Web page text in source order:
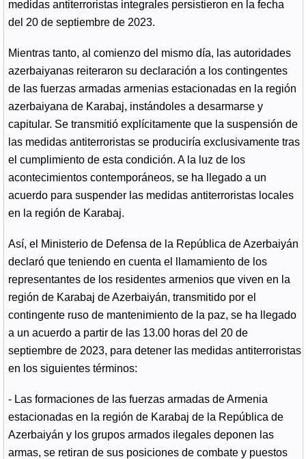
medidas antiterroristas integrales persistieron en la fecha
del 20 de septiembre de 2023.
Mientras tanto, al comienzo del mismo día, las autoridades
azerbaiyanas reiteraron su declaración a los contingentes
de las fuerzas armadas armenias estacionadas en la región
azerbaiyana de Karabaj, instándoles a desarmarse y
capitular. Se transmitió explícitamente que la suspensión de
las medidas antiterroristas se produciría exclusivamente tras
el cumplimiento de esta condición. A la luz de los
acontecimientos contemporáneos, se ha llegado a un
acuerdo para suspender las medidas antiterroristas locales
en la región de Karabaj.
Así, el Ministerio de Defensa de la República de Azerbaiyán
declaró que teniendo en cuenta el llamamiento de los
representantes de los residentes armenios que viven en la
región de Karabaj de Azerbaiyán, transmitido por el
contingente ruso de mantenimiento de la paz, se ha llegado
a un acuerdo a partir de las 13.00 horas del 20 de
septiembre de 2023, para detener las medidas antiterroristas
en los siguientes términos:
- Las formaciones de las fuerzas armadas de Armenia
estacionadas en la región de Karabaj de la República de
Azerbaiyán y los grupos armados ilegales deponen las
armas, se retiran de sus posiciones de combate y puestos